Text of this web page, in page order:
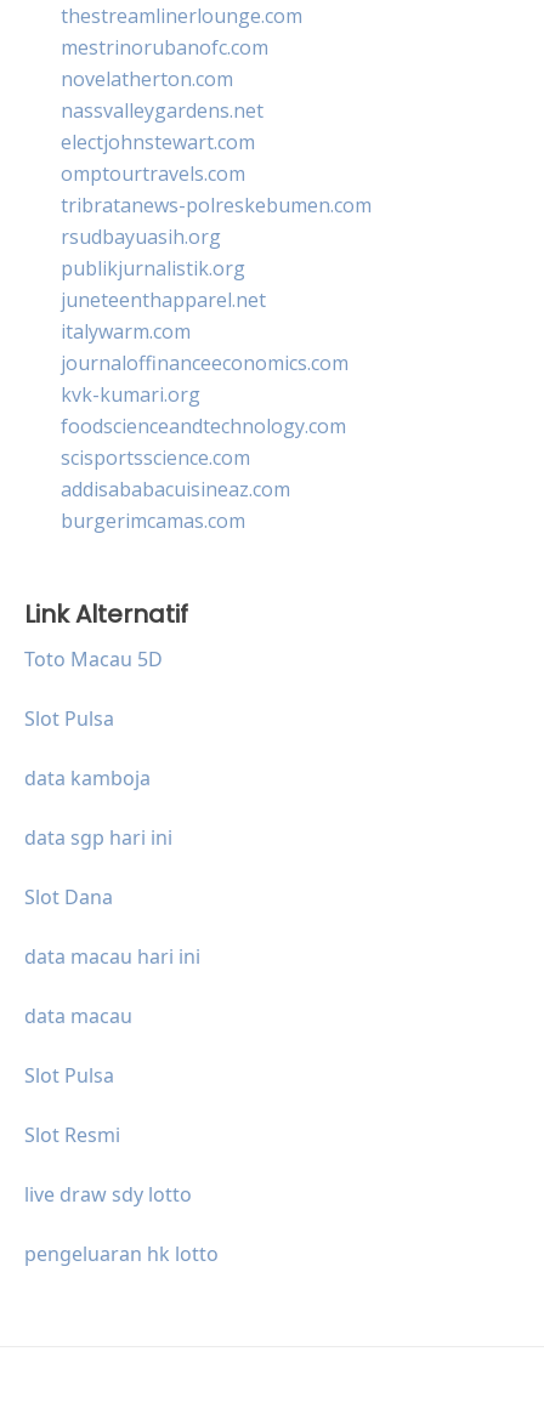
thestreamlinerlounge.com
mestrinorubanofc.com
novelatherton.com
nassvalleygardens.net
electjohnstewart.com
omptourtravels.com
tribratanews-polreskebumen.com
rsudbayuasih.org
publikjurnalistik.org
juneteenthapparel.net
italywarm.com
journaloffinanceeconomics.com
kvk-kumari.org
foodscienceandtechnology.com
scisportsscience.com
addisababacuisineaz.com
burgerimcamas.com
Link Alternatif
Toto Macau 5D
Slot Pulsa
data kamboja
data sgp hari ini
Slot Dana
data macau hari ini
data macau
Slot Pulsa
Slot Resmi
live draw sdy lotto
pengeluaran hk lotto